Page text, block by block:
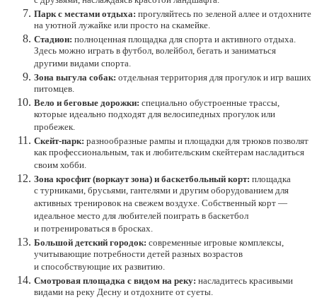
Парк с местами отдыха: прогуляйтесь по зеленой аллее и отдохните
на уютной лужайке или просто на скамейке.
Стадион: полноценная площадка для спорта и активного отдыха.
Здесь можно играть в футбол, волейбол, бегать и заниматься
другими видами спорта.
Зона выгула собак: отдельная территория для прогулок и игр ваших
питомцев.
Вело и беговые дорожки: специально обустроенные трассы,
которые идеально подходят для велосипедных прогулок или
пробежек.
Скейт-парк: разнообразные рампы и площадки для трюков позволят
как профессиональным, так и любительским скейтерам насладиться
своим хобби.
Зона кросфит (воркаут зона) и баскетбольный корт: площадка
с турниками, брусьями, гантелями и другим оборудованием для
активных тренировок на свежем воздухе. Собственный корт —
идеальное место для любителей поиграть в баскетбол
и потренироваться в бросках.
Большой детский городок: современные игровые комплексы,
учитывающие потребности детей разных возрастов
и способствующие их развитию.
Смотровая площадка с видом на реку: насладитесь красивыми
видами на реку Десну и отдохните от суеты.